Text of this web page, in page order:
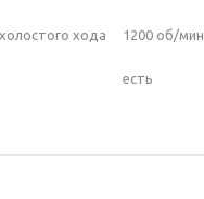
хода 1200 об/мин
есть